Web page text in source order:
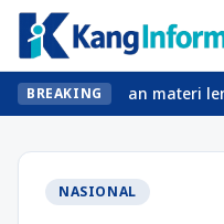
BREAKING
seru dan materi lengkap
NASIONAL